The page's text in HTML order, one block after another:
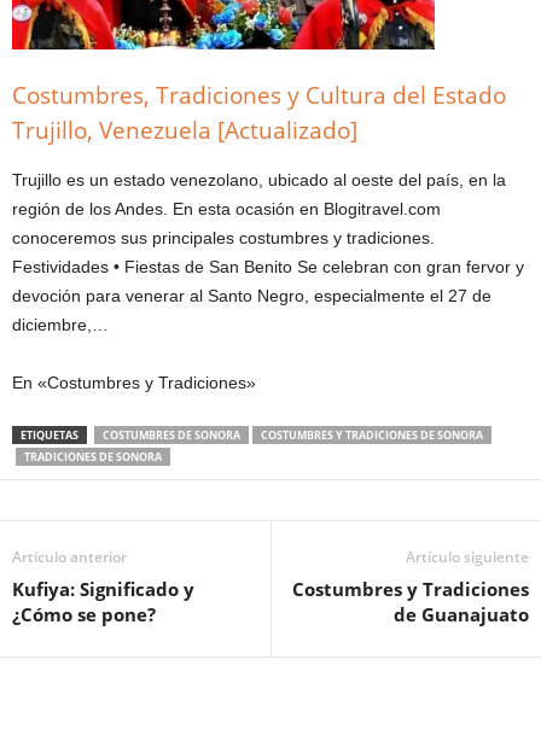
Costumbres, Tradiciones y Cultura del Estado
Trujillo, Venezuela [Actualizado]
Trujillo es un estado venezolano, ubicado al oeste del país, en la
región de los Andes. En esta ocasión en Blogitravel.com
conoceremos sus principales costumbres y tradiciones.
Festividades • Fiestas de San Benito Se celebran con gran fervor y
devoción para venerar al Santo Negro, especialmente el 27 de
diciembre,…
En «Costumbres y Tradiciones»
ETIQUETAS COSTUMBRES DE SONORA
COSTUMBRES Y TRADICIONES DE SONORA
TRADICIONES DE SONORA
Artículo anterior
Kufiya: Significado y
¿Cómo se pone?
Artículo siguiente
Costumbres y Tradiciones
de Guanajuato